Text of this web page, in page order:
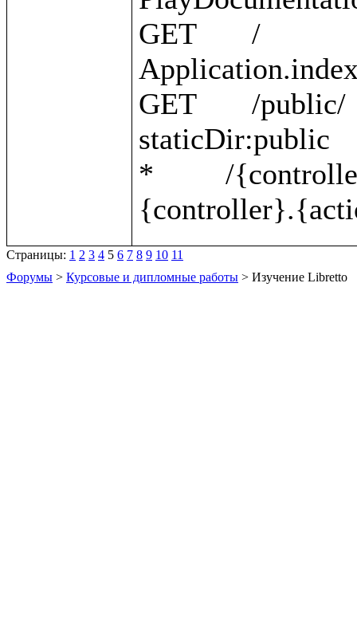
GET       /
GET       /public/
staticDir:public
*         /
Страницы: 1 2 3 4 5 6 7 8 9 10 11
Форумы > Курсовые и дипломные работы > Изучение Libretto